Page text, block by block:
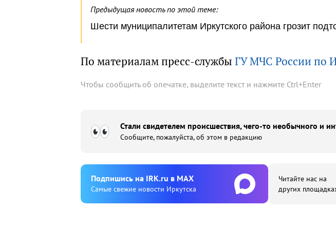
Предыдущая новость по этой теме:
Шести муниципалитетам Иркутского района грозит
По материалам пресс-службы ГУ МЧС России по
Чтобы сообщить об опечатке, выделите текст и нажмите Ctrl+Enter
Стали свидетелем происшествия, чего-то необычного и
Сообщите, пожалуйста, об этом в редакцию
Подпишиcь на IRK.ru в MAX
Cамые свежие новости Иркутска
Читайте нас на
других